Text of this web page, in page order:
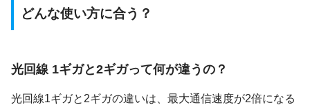
どんな使い方に合う？
光回線 1ギガと2ギガって何が違うの？
光回線1ギガと2ギガの違いは、最大通信速度が2倍になる